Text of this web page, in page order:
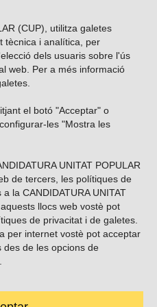
(CUP), utilitza galetes
tècnica i analítica, per
dels usuaris sobre l'ús
web. Per a més informació
el botó "Acceptar" o
les "Mostra les
UNITAT POPULAR
de tercers, les polítiques de
la CANDIDATURA UNITAT
llocs web vostè pot
de privacitat i de galetes.
per internet vostè pot acceptar
de les opcions de
al nostre butlletí?
xarxes socials